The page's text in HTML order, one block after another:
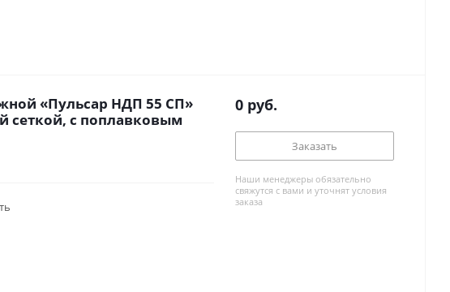
«Пульсар НДП 55 СП»
сеткой, с поплавковым
0 руб.
Заказать
Наши менеджеры обязательно
свяжутся с вами и уточнят условия
заказа